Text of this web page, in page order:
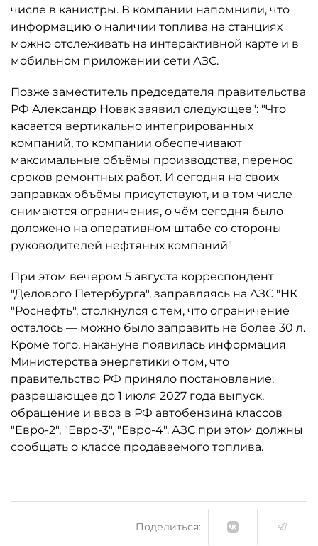
числе в канистры. В компании напомнили, что
информацию о наличии топлива на станциях
можно отслеживать на интерактивной карте и в
мобильном приложении сети АЗС.
Позже заместитель председателя правительства
РФ Александр Новак заявил следующее": "Что
касается вертикально интегрированных
компаний, то компании обеспечивают
максимальные объёмы производства, перенос
сроков ремонтных работ. И сегодня на своих
заправках объёмы присутствуют, и в том числе
снимаются ограничения, о чём сегодня было
доложено на оперативном штабе со стороны
руководителей нефтяных компаний"
При этом вечером 5 августа корреспондент
"Делового Петербурга", заправляясь на АЗС "НК
"Роснефть", столкнулся с тем, что ограничение
осталось ­— можно было заправить не более 30 л.
Кроме того, накануне появилась информация
Министерства энергетики о том, что
правительство РФ приняло постановление,
разрешающее до 1 июля 2027 года выпуск,
обращение и ввоз в РФ автобензина классов
"Евро-2", "Евро-3", "Евро-4". АЗС при этом должны
сообщать о классе продаваемого топлива.
Поделиться: